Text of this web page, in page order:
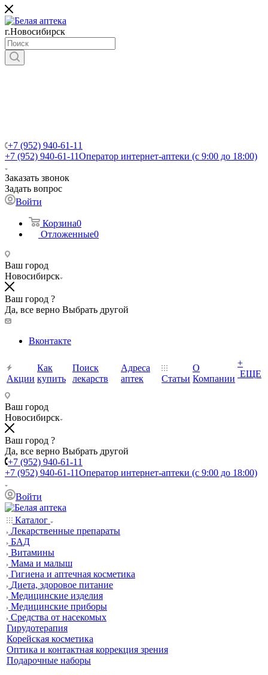
г.Новосибирск
+7 (952) 940-61-11
+7 (952) 940-61-11Оператор интернет-аптеки (с 9:00 до 18:00)
Заказать звонок
Задать вопрос
Войти
Корзина0
Отложенные0
Ваш город
Новосибирск
Ваш город ?
Да, все верно Выбрать другой
Вконтакте
Акции
Как
купить
Поиск
лекарств
Адреса
аптек
Статьи
О
Компании
+
ЕЩЕ
Ваш город
Новосибирск
Ваш город ?
Да, все верно Выбрать другой
+7 (952) 940-61-11
+7 (952) 940-61-11Оператор интернет-аптеки (с 9:00 до 18:00)
Войти
Каталог
Лекарственные препараты
БАД
Витамины
Мама и малыш
Гигиена и аптечная косметика
Диета, здоровое питание
Медицинские изделия
Медицинские приборы
Средства от насекомых
Гирудотерапия
Корейская косметика
Оптика и контактная коррекция зрения
Подарочные наборы